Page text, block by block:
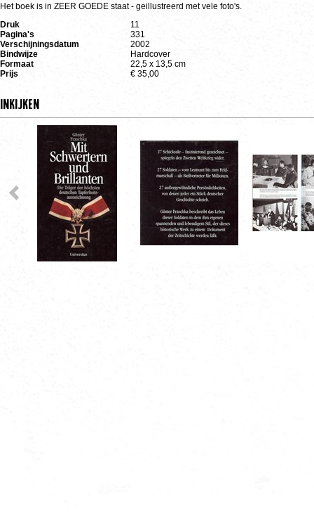
Het boek is in ZEER GOEDE staat - geillustreerd met vele foto's.
Druk
11
Pagina's
331
Verschijningsdatum
2002
Bindwijze
Hardcover
Formaat
22,5 x 13,5 cm
Prijs
€ 35,00
INKIJKEN